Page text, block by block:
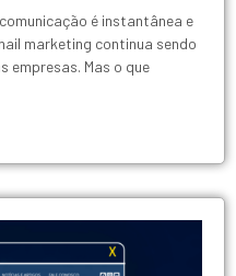
é instantânea e
marketing continua sendo
empresas. Mas o que